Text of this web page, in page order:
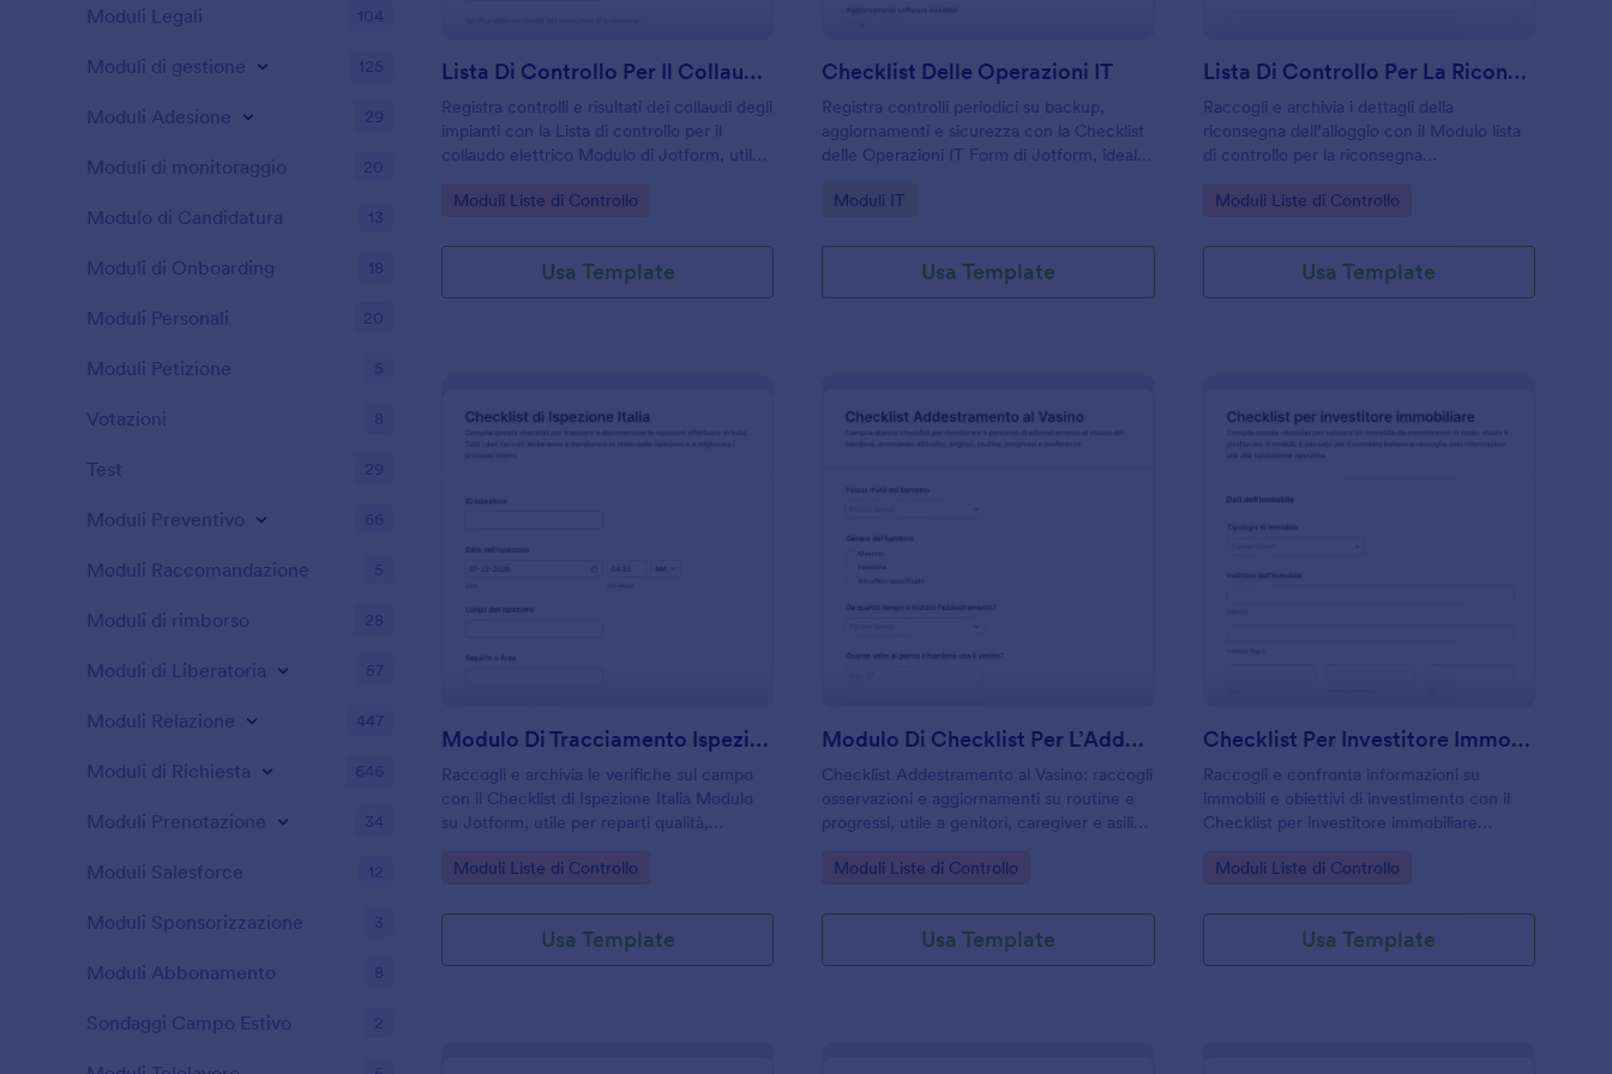
Lista Di Controllo Per Il Collaudo Elettrico
Registra controlli e risultati dei collaudi degli
impianti con la Lista di controllo per il
collaudo elettrico Modulo di Jotform, utile
gestione di ogni invio del modulo.
Go to Category:
Moduli Liste di Controllo
Usa Template
Checklist Delle Operazioni IT
Registra controlli periodici su backup,
aggiornamenti e sicurezza con la Checklist
delle Operazioni IT Form di Jotform, ideale
vogliono standardizzare la raccolta dati e le
Go to Category:
Moduli IT
Usa Template
Lista Di Controllo Per La Riconsegna Dell'appartamento
Raccogli e archivia i dettagli della
riconsegna dell’alloggio con il Modulo lista
di controllo per la riconsegna
agenzie e gestione immobiliare che
Jotform.
Go to Category:
Moduli Liste di Controllo
Usa Template
Anteprima: Modulo Di Tracciamento Ispezioni
Modulo Di Tracciamento Ispezioni
Raccogli e archivia le verifiche sul campo
con il Checklist di Ispezione Italia Modulo
su Jotform, utile per reparti qualità,
standardizzare la raccolta dati e gestire ogni
Go to Category:
Moduli Liste di Controllo
Usa Template
Modulo Di Checklist Per L’Addestramento Al Vasino
Checklist Addestramento al Vasino: raccogli
osservazioni e aggiornamenti su routine e
progressi, utile a genitori, caregiver e asili
Jotform.
Go to Category:
Moduli Liste di Controllo
Usa Template
Checklist Per Investitore Immobiliare Form
Raccogli e confronta informazioni su
immobili e obiettivi di investimento con il
Checklist per investitore immobiliare
consulenti e professionisti che gestiscono la
Go to Category:
Moduli Liste di Controllo
Usa Template
Moduli Legali 104
Moduli di gestione 125
Moduli Adesione 29
Moduli di monitoraggio 20
Modulo di Candidatura 13
Moduli di Onboarding 18
Moduli Personali 20
Moduli Petizione 5
Votazioni 8
Test 29
Moduli Preventivo 66
Moduli Raccomandazione 5
Moduli di rimborso 28
Moduli di Liberatoria 57
Moduli Relazione 447
Moduli di Richiesta 646
Moduli Prenotazione 34
Moduli Salesforce 12
Moduli Sponsorizzazione 3
Moduli Abbonamento 8
Sondaggi Campo Estivo 2